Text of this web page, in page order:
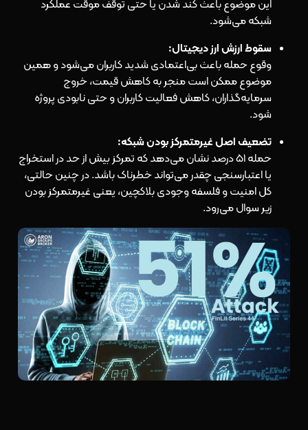
این موضوع باعث کند شدن یا حتی توقف موقت عملکرد
شبکه می‌شود.
سقوط ارزش ارز دیجیتال:
وقوع حمله باعث بی‌اعتمادی شدید کاربران می‌شود و همین
موضوع ممکن است منجر به کاهش قیمت، خروج
سرمایه‌گذاران، کاهش فعالیت کاربران و حتی نابودی پروژه
شود.
تضعیف اصل غیرمتمرکز بودن شبکه:
حمله ۵۱ درصد نشان می‌دهد که تمرکز بیش از حد در استخراج
یا اعتبارسنجی چقدر می‌تواند خطرناک باشد. در چنین حالتی،
کل امنیت و فلسفه وجودی بلاکچین، یعنی غیرمتمرکز بودن
زیر سوال می‌رود.